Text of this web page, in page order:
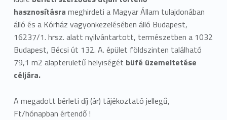
hasznosításra meghirdeti a Magyar Állam tulajdonában
álló és a Kórház vagyonkezelésében álló Budapest,
16237/1. hrsz. alatt nyilvántartott, természetben a 1032
Budapest, Bécsi út 132. A. épület földszinten található
79,1 m2 alapterületű helyiségét büfé üzemeltetése
céljára.
A megadott bérleti díj (ár) tájékoztató jellegű,
Ft/hónapban értendő !